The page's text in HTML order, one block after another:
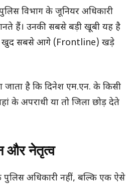
विभाग के जूनियर अधिकारी
हैं। उनकी सबसे बड़ी खूबी यह है
सबसे आगे (Frontline) खड़े
जाता है कि दिनेश एम.एन. के किसी
के अपराधी या तो जिला छोड़ देते
और नेतृत्व
अधिकारी नहीं, बल्कि एक ऐसे